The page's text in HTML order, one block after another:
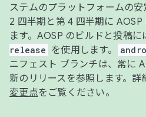
ステムのプラットフォームの
2 四半期と第 4 四半期に
ます。AOSP のビルドと投稿に
release
を使用します。
ニフェスト ブランチは、常に
新のリリースを参照します。詳
変更点をご覧ください。